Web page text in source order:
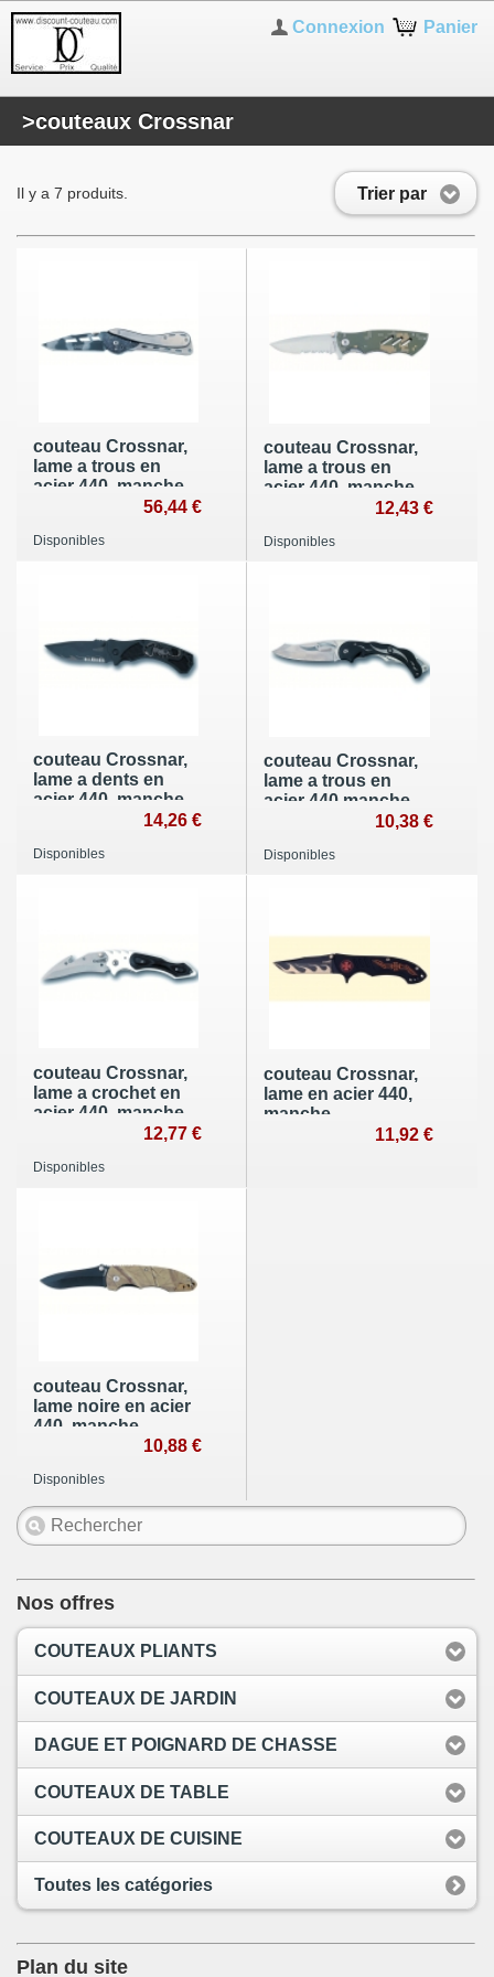
Panier
Connexion
>couteaux Crossnar
Trier par
Il y a 7 produits.
couteau Crossnar,
lame a trous en
acier 440, manche
56,44 €
Disponibles
couteau Crossnar,
lame a trous en
acier 440, manche
12,43 €
Disponibles
couteau Crossnar,
lame a dents en
acier 440, manche
14,26 €
Disponibles
couteau Crossnar,
lame a trous en
acier 440,manche
10,38 €
Disponibles
couteau Crossnar,
lame a crochet en
acier 440, manche
12,77 €
Disponibles
couteau Crossnar,
lame en acier 440,
manche
11,92 €
couteau Crossnar,
lame noire en acier
440, manche
10,88 €
Disponibles
Nos offres
COUTEAUX PLIANTS
COUTEAUX DE JARDIN
DAGUE ET POIGNARD DE CHASSE
COUTEAUX DE TABLE
COUTEAUX DE CUISINE
Toutes les catégories
Plan du site